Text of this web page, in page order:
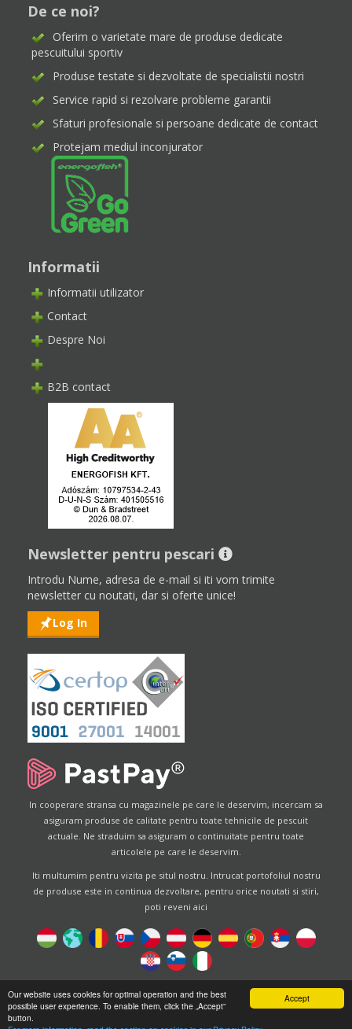
Accept
Our website uses cookies for optimal operation and the best
possible user experience. To enable them, click the „Accept”
button.
De ce noi?
Oferim o varietate mare de produse dedicate
pescuitului sportiv
Produse testate si dezvoltate de specialistii nostri
Service rapid si rezolvare probleme garantii
Sfaturi profesionale si persoane dedicate de contact
Protejam mediul inconjurator
Informatii
Informatii utilizator
Contact
Despre Noi
B2B contact
Newsletter pentru pescari
Introdu Nume, adresa de e-mail si iti vom trimite
newsletter cu noutati, dar si oferte unice!
Log In
In cooperare stransa cu magazinele pe care le deservim, incercam sa
asiguram produse de calitate pentru toate tehnicile de pescuit
actuale. Ne straduim sa asiguram o continuitate pentru toate
articolele pe care le deservim.
Iti multumim pentru vizita pe situl nostru. Intrucat portofoliul nostru
de produse este in continua dezvoltare, pentru orice noutati si stiri,
poti reveni aici
Designed by
Energofish Kft
Website engine:CWBbyGloobus Software Developement